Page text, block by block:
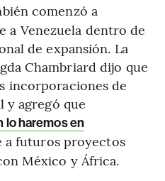
comenzó a
a Venezuela dentro de
de expansión. La
Chambriard dijo que
incorporaciones de
y agregó que
lo haremos en
a futuros proyectos
México y África.